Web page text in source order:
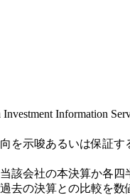
Information
を示唆あるいは保証す
該会社の本決算か各
去の決算との比較を